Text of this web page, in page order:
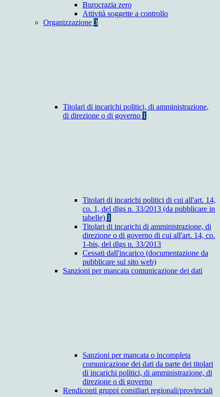
Burocrazia zero
Attività soggette a controllo
Organizzazione 3
Titolari di incarichi politici, di amministrazione,
di direzione o di governo 1
Titolari di incarichi politici di cui all'art. 14,
co. 1, del dlgs n. 33/2013 (da pubblicare in
tabelle) 1
Titolari di incarichi di amministrazione, di
direzione o di governo di cui all'art. 14, co.
1-bis, del dlgs n. 33/2013
Cessati dall'incarico (documentazione da
pubblicare sul sito web)
Sanzioni per mancata comunicazione dei dati
Sanzioni per mancata o incompleta
comunicazione dei dati da parte dei titolari
di incarichi politici, di amministrazione, di
direzione o di governo
Rendiconti gruppi consiliari regionali/provinciali